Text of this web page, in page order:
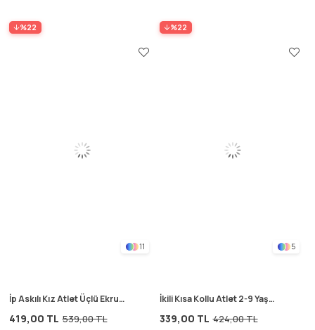
%22 %22
11
İp Askılı Kız Atlet Üçlü Ekru
419,00 TL 539,00 TL
5
İkili Kısa Kollu Atlet 2-9 Yaş
339,00 TL 424,00 TL